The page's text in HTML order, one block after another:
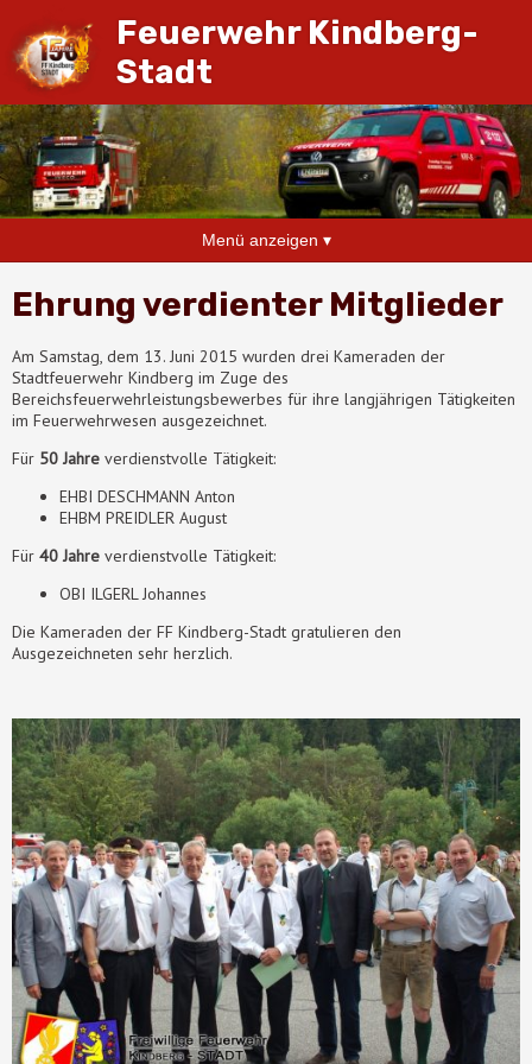
Feuerwehr Kindberg-
Stadt
Menü anzeigen ▾
Ehrung verdienter Mitglieder
Am Samstag, dem 13. Juni 2015 wurden drei Kameraden der
Stadtfeuerwehr Kindberg im Zuge des
Bereichsfeuerwehrleistungsbewerbes für ihre langjährigen Tätigkeiten
im Feuerwehrwesen ausgezeichnet.
Für 50 Jahre verdienstvolle Tätigkeit:
EHBI DESCHMANN Anton
EHBM PREIDLER August
Für 40 Jahre verdienstvolle Tätigkeit:
OBI ILGERL Johannes
Die Kameraden der FF Kindberg-Stadt gratulieren den
Ausgezeichneten sehr herzlich.